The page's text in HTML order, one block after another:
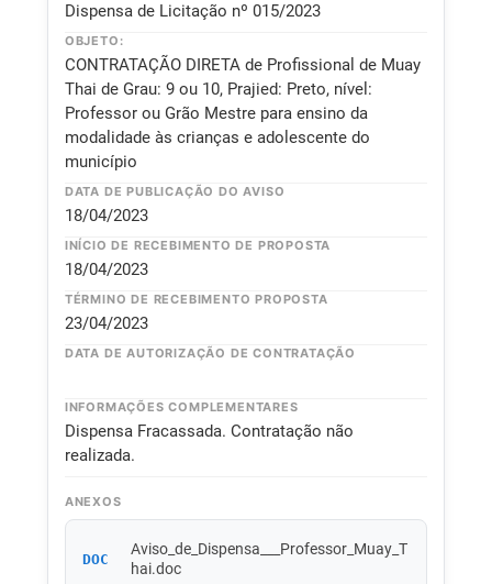
Dispensa de Licitação nº 015/2023
OBJETO:
CONTRATAÇÃO DIRETA de Profissional de Muay
Thai de Grau: 9 ou 10, Prajied: Preto, nível:
Professor ou Grão Mestre para ensino da
modalidade às crianças e adolescente do
município
DATA DE PUBLICAÇÃO DO AVISO
18/04/2023
INÍCIO DE RECEBIMENTO DE PROPOSTA
18/04/2023
TÉRMINO DE RECEBIMENTO PROPOSTA
23/04/2023
DATA DE AUTORIZAÇÃO DE CONTRATAÇÃO
INFORMAÇÕES COMPLEMENTARES
Dispensa Fracassada. Contratação não
realizada.
ANEXOS
DOC
Aviso_de_Dispensa___Professor_Muay_T
hai.doc